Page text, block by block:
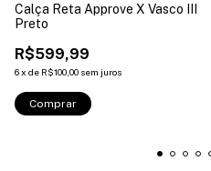
Calça Reta Approve X Vasco III
Preto
R$599,99
6x de R$100,00 sem juros
Comprar